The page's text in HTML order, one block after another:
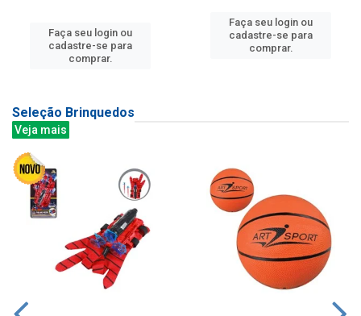
Faça seu login ou
cadastre-se para
comprar.
Faça seu login ou
cadastre-se para
comprar.
Seleção Brinquedos
Veja mais